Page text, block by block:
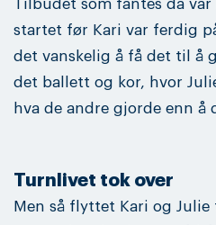
Tilbudet som fantes da
startet før Kari var ferdig
det vanskelig å få det til å
det ballett og kor, hvor
hva de andre gjorde enn å
Turnlivet tok over
Men så flyttet Kari og